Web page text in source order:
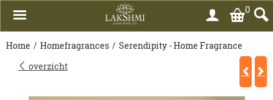
0
Home / Homefragrances / Serendipity - Home Fragrance
overzicht